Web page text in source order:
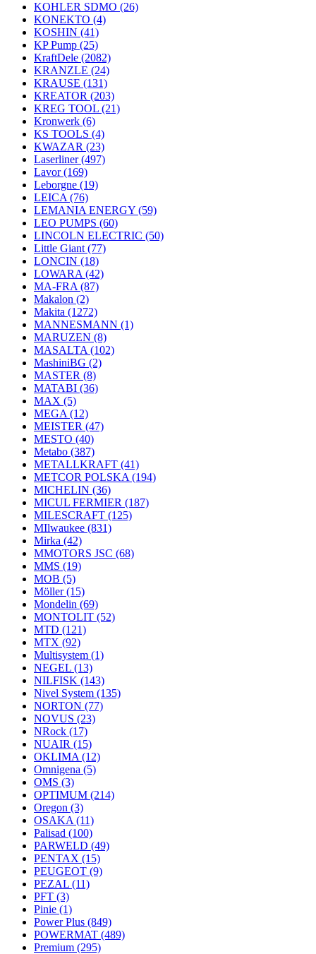
KOHLER SDMO (26)
KONEKTO (4)
KOSHIN (41)
KP Pump (25)
KraftDele (2082)
KRANZLE (24)
KRAUSE (131)
KREATOR (203)
KREG TOOL (21)
Kronwerk (6)
KS TOOLS (4)
KWAZAR (23)
Laserliner(497)
Lavor(169)
Leborgne (19)
LEICA (76)
LEMANIA ENERGY (59)
LEO PUMPS (60)
LINCOLN ELECTRIC (50)
Little Giant (77)
LONCIN (18)
LOWARA (42)
MA-FRA (87)
Makalon (2)
Makita (1272)
MANNESMANN (1)
MARUZEN (8)
MASALTA (102)
MashiniBG (2)
MASTER (8)
MATABI (36)
MAX (5)
MEGA (12)
MEISTER (47)
MESTO (40)
Metabo (387)
METALLKRAFT (41)
METCOR POLSKA (194)
MICHELIN (36)
MICUL FERMIER (187)
MILESCRAFT (125)
MIlwaukee (831)
Mirka (42)
MMOTORS JSC (68)
MMS (19)
MOB (5)
Möller(15)
Mondelin (69)
MONTOLIT (52)
MTD (121)
MTX (92)
Multisystem (1)
NEGEL (13)
NILFISK (143)
Nivel System (135)
NORTON (77)
NOVUS (23)
NRock (17)
NUAIR (15)
OKLIMA (12)
Omnigena (5)
OMS (3)
OPTIMUM (214)
Oregon (3)
OSAKA (11)
Palisad (100)
PARWELD (49)
PENTAX (15)
PEUGEOT (9)
PEZAL (11)
PFT (3)
Pinie (1)
Power Plus (849)
POWERMAT (489)
Premium (295)